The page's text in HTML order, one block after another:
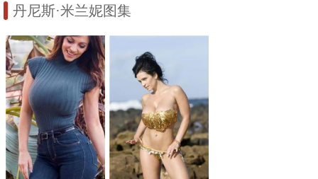
丹尼斯·米兰妮图集